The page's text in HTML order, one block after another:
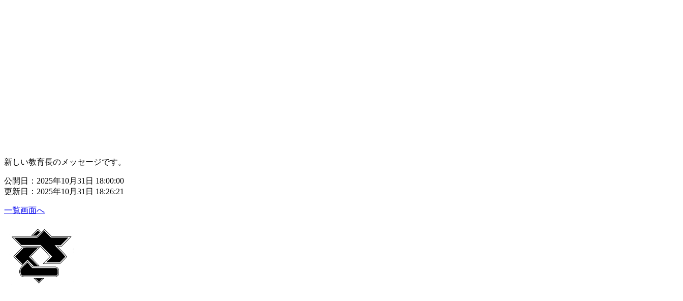
新しい教育長のメッセージです。
公開日：2025年10月31日 18:00:00
更新日：2025年10月31日 18:26:21
一覧画面へ